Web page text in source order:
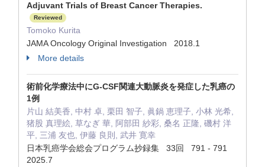
Adjuvant Trials of Breast Cancer Therapies.
Reviewed
Tomoko Kurita
JAMA Oncology Original Investigation 2018.1
More details
術前化学療法中にG-CSF関連大動脈炎を発症した乳癌の
1例
片山 結美香, 中村 卓, 栗田 智子, 眞鍋 恵理子, 小林 光希,
猪股 真理絵, 草なぎ 華, 阿部田 紗彩, 桑名 正隆, 磯村 洋
平, 三浦 友也, 伊藤 良則, 武井 寛幸
日本乳癌学会総会プログラム抄録集 33回 791 - 791
2025.7